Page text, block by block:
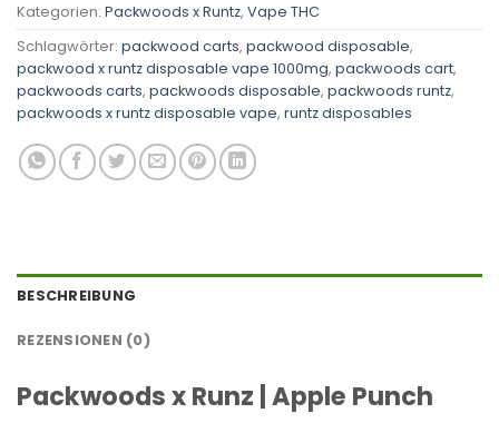
Kategorien: Packwoods x Runtz, Vape THC
Schlagwörter: packwood carts, packwood disposable,
packwood x runtz disposable vape 1000mg, packwoods cart,
packwoods carts, packwoods disposable, packwoods runtz,
packwoods x runtz disposable vape, runtz disposables
BESCHREIBUNG
REZENSIONEN (0)
Packwoods x Runz | Apple Punch